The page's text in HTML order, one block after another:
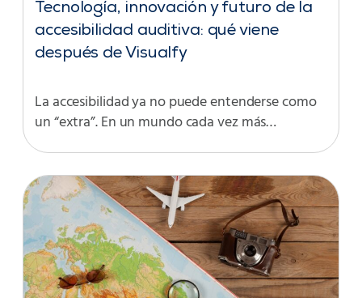
Tecnología, innovación y futuro de la
accesibilidad auditiva: qué viene
después de Visualfy
La accesibilidad ya no puede entenderse como
un “extra”. En un mundo cada vez más…